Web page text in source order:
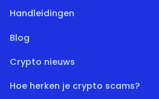
Handleidingen
Blog
Crypto nieuws
Hoe herken je crypto scams?